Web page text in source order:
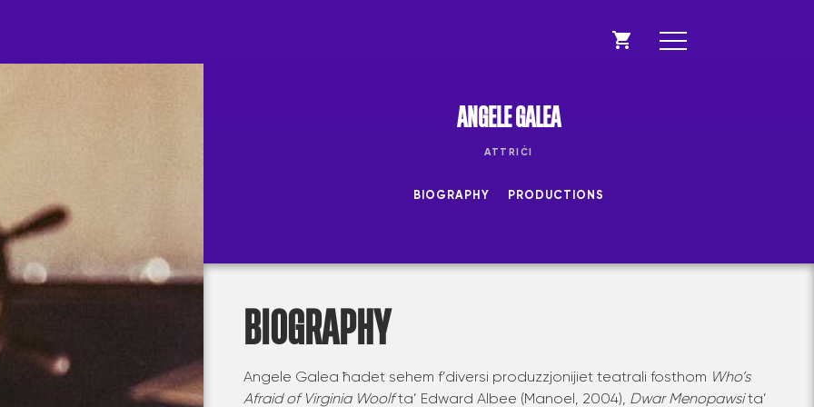
ANGELE GALEA
ATTRIĊI
BIOGRAPHY PRODUCTIONS
BIOGRAPHY
Angele Galea ħadet sehem f’diversi produzzjonijiet teatrali fosthom Who’s
Afraid of Virginia Woolfta’ Edward Albee (Manoel, 2004), Dwar Menopawsita’